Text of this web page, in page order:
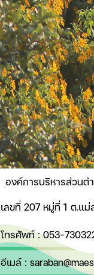
องค์การบริหารส่วนต
เลขที่ 207 หมู่ที่ 1 ต.แ
โทรศัพท์ :053-
อีเมล์ :